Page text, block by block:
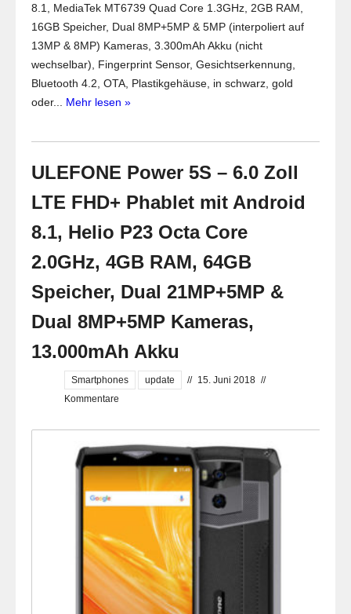
8.1, MediaTek MT6739 Quad Core 1.3GHz, 2GB RAM,
16GB Speicher, Dual 8MP+5MP & 5MP (interpoliert auf
13MP & 8MP) Kameras, 3.300mAh Akku (nicht
wechselbar), Fingerprint Sensor, Gesichtserkennung,
Bluetooth 4.2, OTA, Plastikgehäuse, in schwarz, gold
oder... Mehr lesen »
ULEFONE Power 5S – 6.0 Zoll
LTE FHD+ Phablet mit Android
8.1, Helio P23 Octa Core
2.0GHz, 4GB RAM, 64GB
Speicher, Dual 21MP+5MP &
Dual 8MP+5MP Kameras,
13.000mAh Akku
Smartphones update // 15. Juni 2018 //
Kommentare